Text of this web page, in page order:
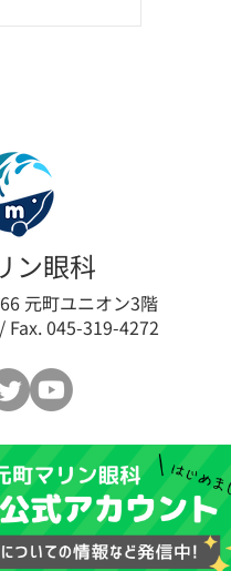
た✨
ン眼科
元町ユニオン3階
045-319-4272